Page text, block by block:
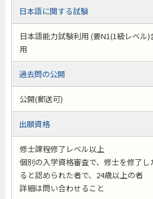
日本語に関する試験
日本語能力試験利用 (要N1(1級レベル
用
過去問の公開
公開(郵送可)
出願資格
修士課程修了レベル以上
個別の入学資格審査で、修士を修了
ると認められた者で、24歳以上の者
詳細は問い合わせること